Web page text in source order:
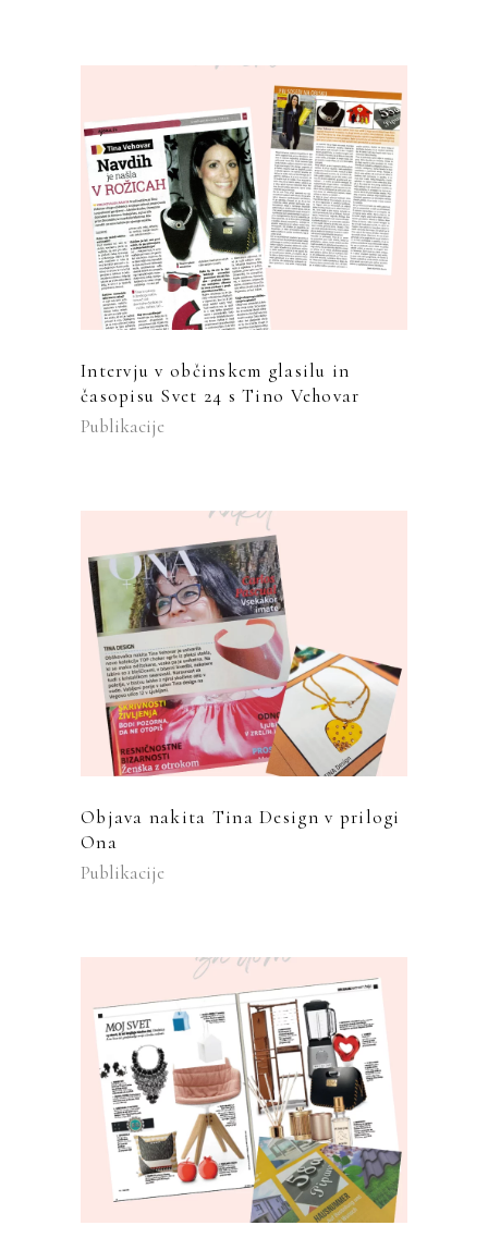
Intervju v občinskem glasilu in
časopisu Svet 24 s Tino Vehovar
Publikacije
Objava nakita Tina Design v prilogi
Ona
Publikacije